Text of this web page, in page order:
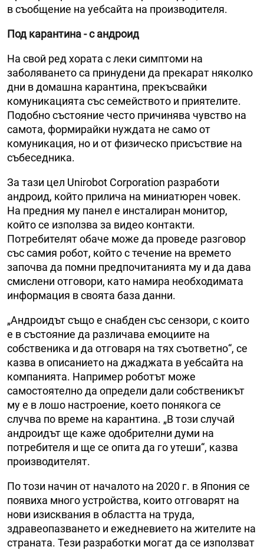
в съобщение на уебсайта на производителя.
Под карантина - с андроид
На свой ред хората с леки симптоми на
заболяването са принудени да прекарат няколко
дни в домашна карантина, прекъсвайки
комуникацията със семейството и приятелите.
Подобно състояние често причинява чувство на
самота, формирайки нуждата не само от
комуникация, но и от физическо присъствие на
събеседника.
За тази цел Unirobot Corporation разработи
андроид, който прилича на миниатюрен човек.
На предния му панел е инсталиран монитор,
който се използва за видео контакти.
Потребителят обаче може да проведе разговор
със самия робот, който с течение на времето
започва да помни предпочитанията му и да дава
смислени отговори, като намира необходимата
информация в своята база данни.
„Андроидът също е снабден със сензори, с които
е в състояние да различава емоциите на
собственика и да отговаря на тях съответно“, се
казва в описанието на джаджата в уебсайта на
компанията. Например роботът може
самостоятелно да определи дали собственикът
му е в лошо настроение, което понякога се
случва по време на карантина. „В този случай
андроидът ще каже одобрителни думи на
потребителя и ще се опита да го утеши“, казва
производителят.
По този начин от началото на 2020 г. в Япония се
появиха много устройства, които отговарят на
нови изисквания в областта на труда,
здравеопазването и ежедневието на жителите на
страната. Тези разработки могат да се използват